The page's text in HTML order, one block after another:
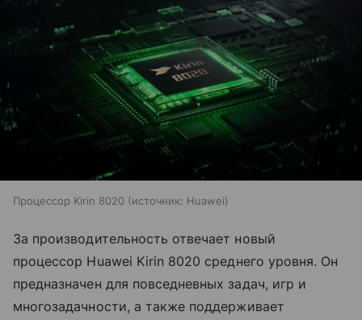
Процессор Kirin 8020 источник: Huawei
За производительность отвечает новый
процессор Huawei Kirin 8020 среднего уровня. Он
предназначен для повседневных задач, игр и
многозадачности, а также поддерживает